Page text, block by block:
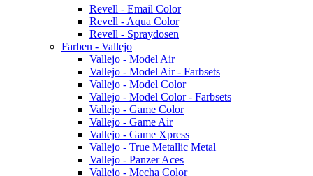
Revell - Email Color
Revell - Aqua Color
Revell - Spraydosen
Farben - Vallejo
Vallejo - Model Air
Vallejo - Model Air - Farbsets
Vallejo - Model Color
Vallejo - Model Color - Farbsets
Vallejo - Game Color
Vallejo - Game Air
Vallejo - Game Xpress
Vallejo - True Metallic Metal
Vallejo - Panzer Aces
Vallejo - Mecha Color